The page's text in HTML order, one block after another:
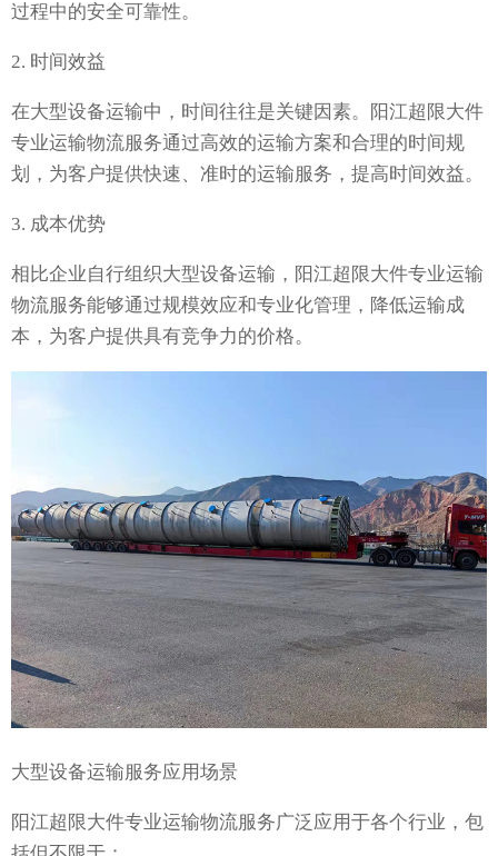
过程中的安全可靠性。
2. 时间效益
在大型设备运输中，时间往往是关键因素。阳江超限大件
专业运输物流服务通过高效的运输方案和合理的时间规
划，为客户提供快速、准时的运输服务，提高时间效益。
3. 成本优势
相比企业自行组织大型设备运输，阳江超限大件专业运输
物流服务能够通过规模效应和专业化管理，降低运输成
本，为客户提供具有竞争力的价格。
大型设备运输服务应用场景
阳江超限大件专业运输物流服务广泛应用于各个行业，包